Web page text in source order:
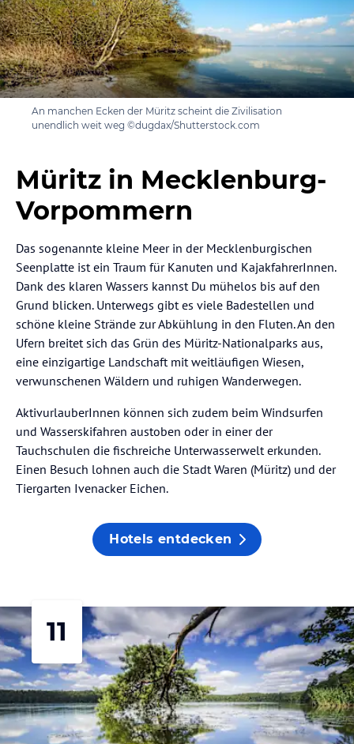
An manchen Ecken der Müritz scheint die Zivilisation
unendlich weit weg ©dugdax/Shutterstock.com
Müritz in Mecklenburg-
Vorpommern
Das sogenannte kleine Meer in der Mecklenburgischen
Seenplatte ist ein Traum für Kanuten und KajakfahrerInnen.
Dank des klaren Wassers kannst Du mühelos bis auf den
Grund blicken. Unterwegs gibt es viele Badestellen und
schöne kleine Strände zur Abkühlung in den Fluten. An den
Ufern breitet sich das Grün des Müritz-Nationalparks aus,
eine einzigartige Landschaft mit weitläufigen Wiesen,
verwunschenen Wäldern und ruhigen Wanderwegen.
AktivurlauberInnen können sich zudem beim Windsurfen
und Wasserskifahren austoben oder in einer der
Tauchschulen die fischreiche Unterwasserwelt erkunden.
Einen Besuch lohnen auch die Stadt Waren (Müritz) und der
Tiergarten Ivenacker Eichen.
Hotels entdecken
11